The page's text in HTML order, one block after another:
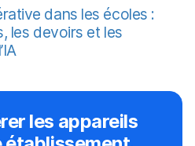
dans les écoles :
les devoirs et les
les appareils